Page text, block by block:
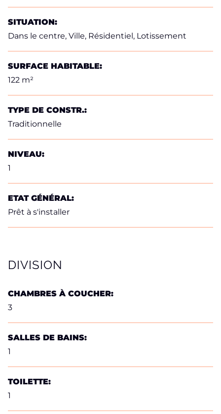
SITUATION:
Dans le centre, Ville, Résidentiel, Lotissement
SURFACE HABITABLE:
122 m²
TYPE DE CONSTR.:
Traditionnelle
NIVEAU:
1
ETAT GÉNÉRAL:
Prêt à s'installer
DIVISION
CHAMBRES À COUCHER:
3
SALLES DE BAINS:
1
TOILETTE:
1